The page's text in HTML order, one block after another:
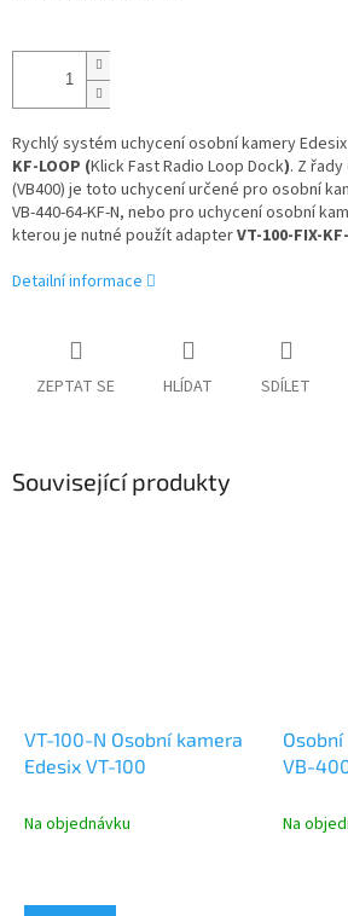
cena:
Rychlý systém uchycení osobní kamery
KF-LOOP (Klick Fast Radio Loop Dock). Z
(VB400) je toto uchycení určené pro osobní
VB-440-64-KF-N, nebo pro uchycení osobní
kterou je nutné použít adapterVT-100-FIX-
Detailní informace
ZEPTAT SE HLÍDAT SDÍLET
Související produkty
VT-100-N Osobní kamera
Edesix VT-100
Na objednávku
VB-
Na